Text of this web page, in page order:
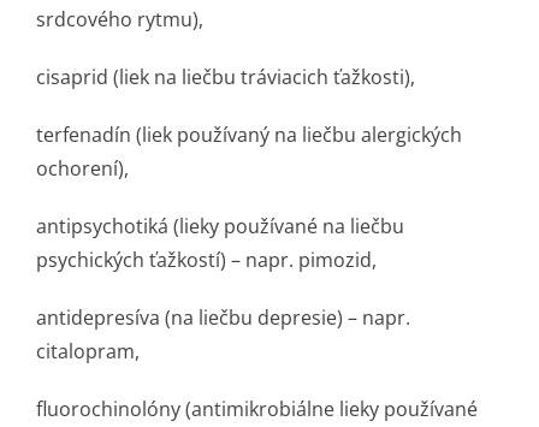
srdcového rytmu),
cisaprid (liek na liečbu tráviacich ťažkosti),
terfenadín (liek používaný na liečbu alergických
ochorení),
antipsychotiká (lieky používané na liečbu
psychických ťažkostí) – napr. pimozid,
antidepresíva (na liečbu depresie) – napr.
citalopram,
fluorochinolóny (antimikrobiálne lieky používané